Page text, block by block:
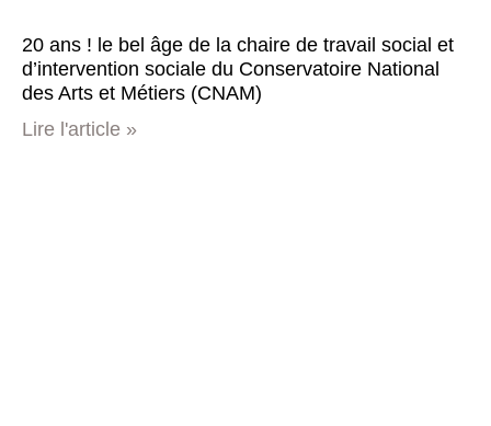
20 ans ! le bel âge de la chaire de travail social et
d’intervention sociale du Conservatoire National
des Arts et Métiers (CNAM)
Lire l'article »